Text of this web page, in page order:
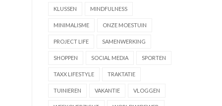
KLUSSEN MINDFULNESS
MINIMALISME ONZE MOESTUIN
PROJECT LIFE SAMENWERKING
SHOPPEN SOCIAL MEDIA SPORTEN
TAXX LIFESTYLE TRAKTATIE
TUINIEREN VAKANTIE VLOGGEN